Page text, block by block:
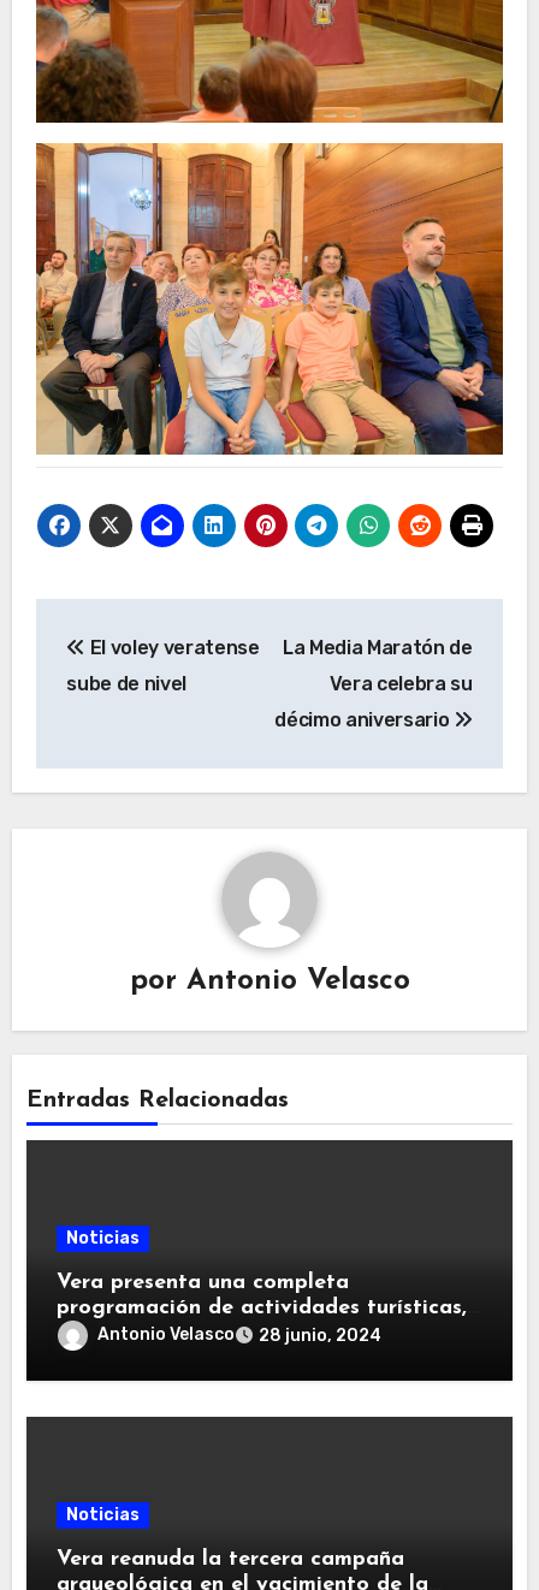
de
El voley veratense
sube de nivel
La Media Maratón de
Vera celebra su
décimo aniversario
por Antonio Velasco
Entradas Relacionadas
Noticias
Vera presenta una completa
programación de actividades turísticas,
culturales y de ocio para este verano
Antonio Velasco 28 junio, 2024
Noticias
Vera reanuda la tercera campaña
arqueológica en el yacimiento de la